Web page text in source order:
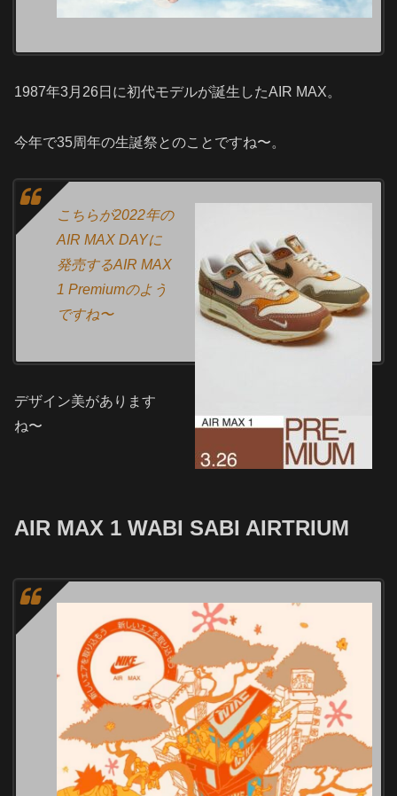
1987年3月26日に初代モデルが誕生したAIR MAX。
今年で35周年の生誕祭とのことですね〜。
こちらが2022年の
AIR MAX DAYに
発売するAIR MAX
1 Premiumのよう
ですね〜
デザイン美があります
ね〜
AIR MAX 1 WABI SABI AIRTRIUM